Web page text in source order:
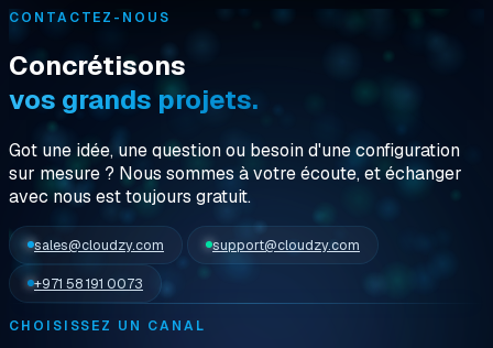
CONTACTEZ-NOUS
Concrétisons
vos grands projets.
Got une idée, une question ou besoin d'une configuration
sur mesure ? Nous sommesà votre écoute, et échanger
avec nous est toujours gratuit.
sales@cloudzy.com support@cloudzy.com
+971 58 191 0073
CHOISISSEZ UN CANAL